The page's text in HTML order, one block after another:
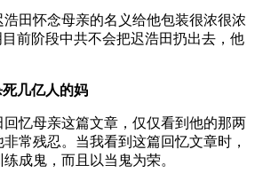
田怀念母亲的名义给他包装很浓很浓
目前阶段中共不会把迟浩田扔出去，他
几亿人的妈
忆母亲这篇文章，仅仅看到他的那两
常残忍。当我看到这篇回忆文章时，
成鬼，而且以当鬼为荣。